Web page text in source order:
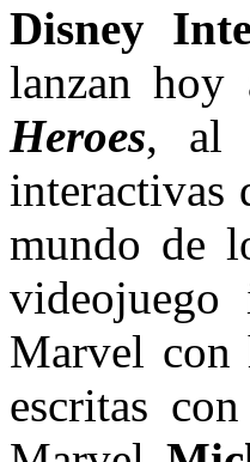
Disney
lanzan
Heroes, al
interactivas
mundo de
videojuego
Marvel con
escritas